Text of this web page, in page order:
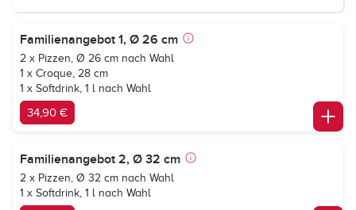
Familienangebot 1, Ø 26 cm
2 x Pizzen, Ø 26 cm nach Wahl
1 x Croque, 28 cm
1 x Softdrink, 1 l nach Wahl
34,90 €
Familienangebot 2, Ø 32 cm
2 x Pizzen, Ø 32 cm nach Wahl
1 x Softdrink, 1 l nach Wahl